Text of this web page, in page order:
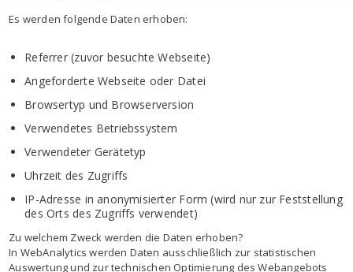
Es werden folgende Daten erhoben:
Referrer (zuvor besuchte Webseite)
Angeforderte Webseite oder Datei
Browsertyp und Browserversion
Verwendetes Betriebssystem
Verwendeter Gerätetyp
Uhrzeit des Zugriffs
IP-Adresse in anonymisierter Form (wird nur zur Feststellung
des Orts des Zugriffs verwendet)
Zu welchem Zweck werden die Daten erhoben?
In WebAnalytics werden Daten ausschließlich zur statistischen
Auswertung und zur technischen Optimierung des Webangebots